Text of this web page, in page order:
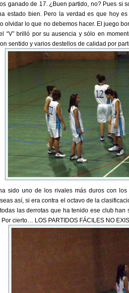
ganado de 17. ¿Buen partido, no? Pues si
estado bien. Pero la verdad es que hoy
olvidar lo que no debemos hacer. El juego
“V” brilló por su ausencia y sólo en
sentido y varios destellos de calidad por
sido uno de los rivales más duros con
así, si era contra el octavo de la
las derrotas que ha tenido ese club
cierto… LOS PARTIDOS FÁCILES NO